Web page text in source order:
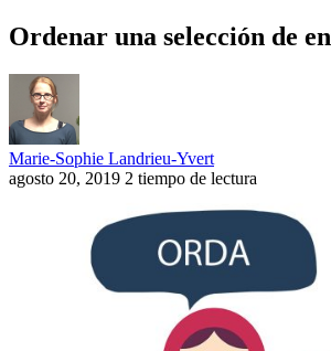
Ordenar una selección de
Marie-Sophie Landrieu-Yvert
agosto 20, 2019 2 tiempo de lectura